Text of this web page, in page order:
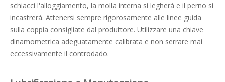
schiacci l'alloggiamento, la molla interna si legherà e il perno si
incastrerà. Attenersi sempre rigorosamente alle linee guida
sulla coppia consigliate dal produttore. Utilizzare una chiave
dinamometrica adeguatamente calibrata e non serrare mai
eccessivamente il controdado.